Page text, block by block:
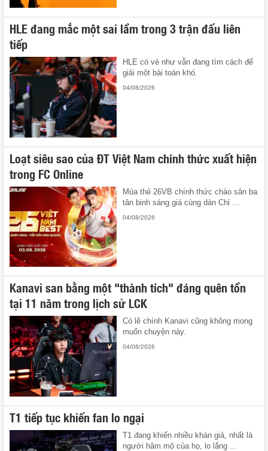
HLE đang mắc một sai lầm trong 3 trận đấu liên
tiếp
HLE có vẻ như vẫn đang tìm cách để
giải một bài toán khó.
04/08/2026
Loạt siêu sao của ĐT Việt Nam chính thức xuất hiện
trong FC Online
Mùa thẻ 26VB chính thức chào sân ba
tân binh sáng giá cùng dàn Chỉ ...
04/08/2026
Kanavi san bằng một "thành tích" đáng quên tồn
tại 11 năm trong lịch sử LCK
Có lẽ chính Kanavi cũng không mong
muốn chuyện này.
04/08/2026
T1 tiếp tục khiến fan lo ngại
T1 đang khiến nhiều khán giả, nhất là
người hâm mộ của họ, lo lắng ...